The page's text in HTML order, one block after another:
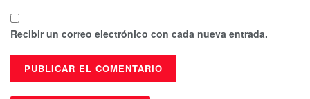
Recibir un correo electrónico con cada nueva entrada.